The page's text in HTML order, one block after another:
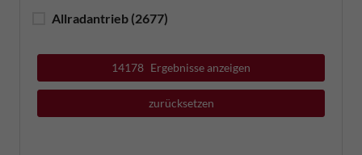
Allradantrieb (2677)
14178 Ergebnisse anzeigen
zurücksetzen